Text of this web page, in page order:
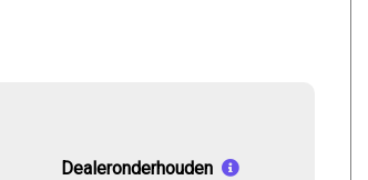
Dealeronderhouden